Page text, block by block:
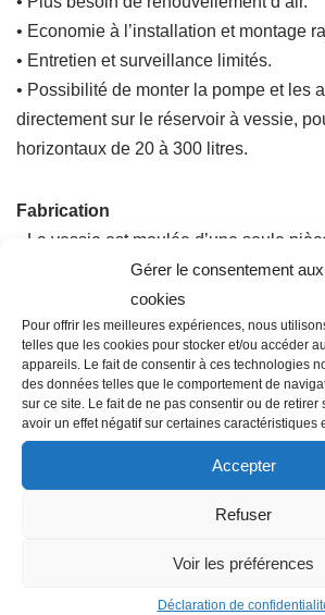
Gérer le consentement aux
cookies
Pour offrir les meilleures expériences, nous
telles que les cookies pour stocker et/ou accéder
appareils. Le fait de consentir à ces technologies
des données telles que le comportement de
sur ce site. Le fait de ne pas consentir ou de retirer
avoir un effet négatif sur certaines caractéristiques
Accepter
Refuser
Voir les préférences
Déclaration de
• Economie à l’installation et montage
• Entretien et surveillance limités.
• Possibilité de monter la pompe et les
directement sur le réservoir à vessie,
horizontaux de 20 à 300 litres.
Fabrication
• La vessie est moulée d’une seule
l’intérieure des réservoirs de 100 à 1
pièce de maintien supérieure dont
peut servir au montage d’une soupape
manométrique et en point bas, entre-
• Elle travaille longitudinalement et ne
ni se plier, d’où une longévité maximum.
• L’épaisseur et la qualité de la tôle
par résistance contrôlée
Les réservoirs sont prégonflés en usine